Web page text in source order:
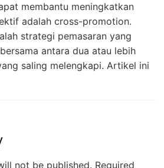
membantu meningkatkan
adalah cross-promotion.
strategi pemasaran yang
antara dua atau lebih
saling melengkapi. Artikel ini
not be published. Required